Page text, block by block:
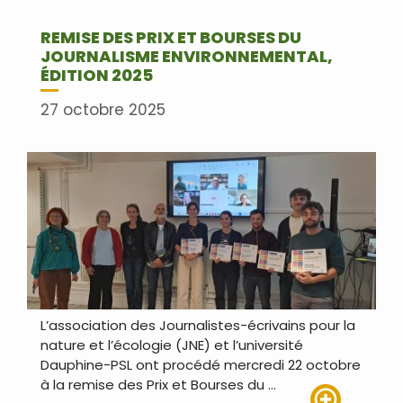
REMISE DES PRIX ET BOURSES DU
JOURNALISME ENVIRONNEMENTAL,
ÉDITION 2025
27 octobre 2025
L’association des Journalistes-écrivains pour la
nature et l’écologie (JNE) et l’université
Dauphine-PSL ont procédé mercredi 22 octobre
à la remise des Prix et Bourses du …